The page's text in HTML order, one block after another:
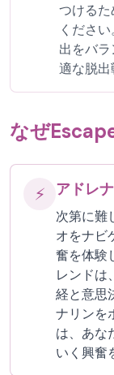
つける
くださ
出をバ
適な脱出
なぜ
⚡ アドレ
次第に難
オをナビ
奮を体験
レンドは
経と意思
ナリンを
は、あな
いく興奮